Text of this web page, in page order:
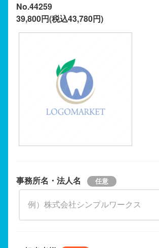
No.44259
39,800円(税込43,780円)
事務所名・法人名